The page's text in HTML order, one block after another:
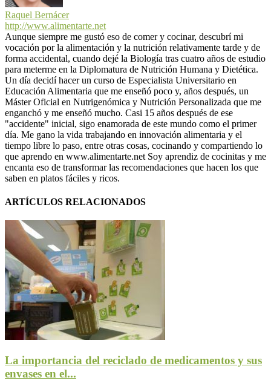
Raquel Bernácer
http://www.alimentarte.net
Aunque siempre me gustó eso de comer y cocinar, descubrí mi
vocación por la alimentación y la nutrición relativamente tarde y de
forma accidental, cuando dejé la Biología tras cuatro años de estudio
para meterme en la Diplomatura de Nutrición Humana y Dietética.
Un día decidí hacer un curso de Especialista Universitario en
Educación Alimentaria que me enseñó poco y, años después, un
Máster Oficial en Nutrigenómica y Nutrición Personalizada que me
enganchó y me enseñó mucho. Casi 15 años después de ese
"accidente" inicial, sigo enamorada de este mundo como el primer
día. Me gano la vida trabajando en innovación alimentaria y el
tiempo libre lo paso, entre otras cosas, cocinando y compartiendo lo
que aprendo en www.alimentarte.net Soy aprendiz de cocinitas y me
encanta eso de transformar las recomendaciones que hacen los que
saben en platos fáciles y ricos.
ARTÍCULOS RELACIONADOS
La importancia del reciclado de medicamentos y sus
envases en el...